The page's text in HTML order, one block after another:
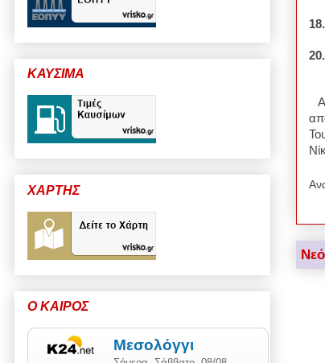
ΚΑΥΣΙΜΑ
ΧΑΡΤΗΣ
Ο ΚΑΙΡΟΣ